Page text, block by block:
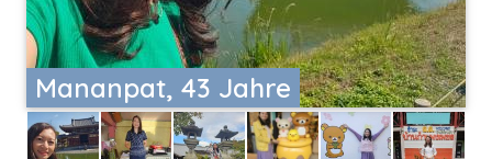
Mananpat, 43 Jahre